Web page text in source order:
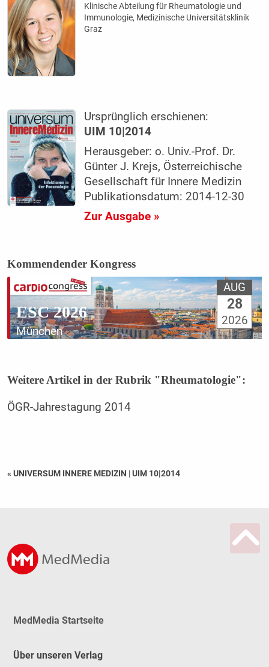
Klinische Abteilung für Rheumatologie und
Immunologie, Medizinische Universitätsklinik
Graz
Ursprünglich erschienen:
UIM 10|2014
Herausgeber: o. Univ.-Prof. Dr.
Günter J. Krejs, Österreichische
Gesellschaft für Innere Medizin
Publikationsdatum: 2014-12-30
Zur Ausgabe »
Kommendender Kongress
ESC 2026
München
AUG
28
2026
Weitere Artikel in der Rubrik "Rheumatologie":
ÖGR-Jahrestagung 2014
« UNIVERSUM INNERE MEDIZIN |UIM 10|2014
MedMedia Startseite
Über unseren Verlag